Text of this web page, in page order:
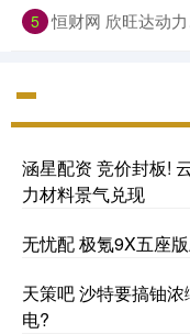
5 恒财网 欣旺达动
涵星配资 竞价封板!
力材料景气兑现
无忧配 极氪9X五座
天策吧 沙特要搞铀
电?